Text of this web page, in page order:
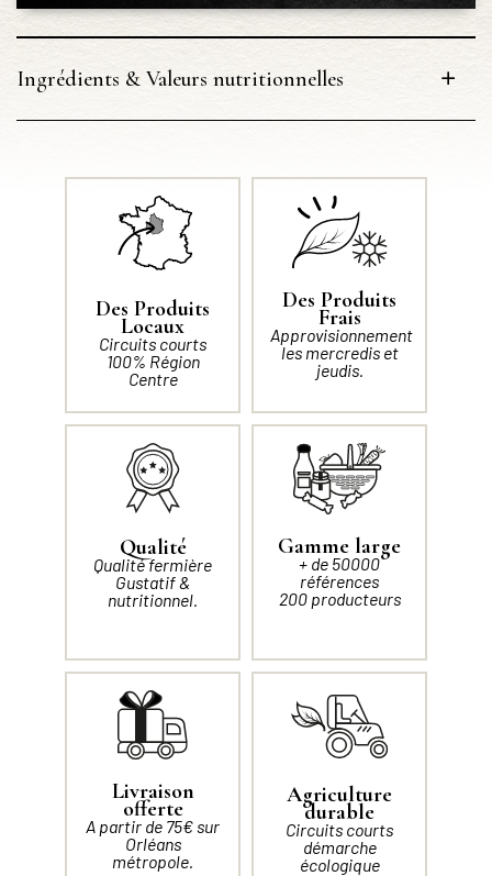
Ingrédients & Valeurs nutritionnelles
Des Produits
Locaux
Circuits courts
100% Région
Centre
Des Produits
Frais
Approvisionnement
les mercredis et
jeudis.
Qualité
Qualité fermière
Gustatif &
nutritionnel.
Gamme large
+ de 50000
références
200 producteurs
Livraison
offerte
A partir de 75€ sur
Orléans
métropole.
Agriculture
durable
Circuits courts
démarche
écologique